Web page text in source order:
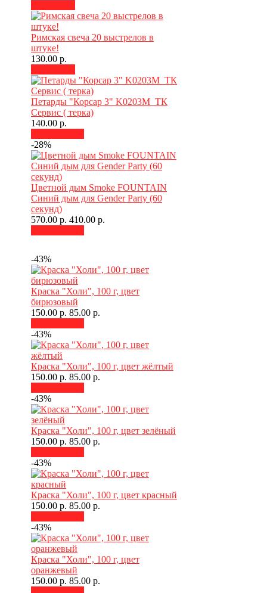
Римская свеча 20 выстрелов в
штуке!
130.00 р.
Петарды "Корсар 3" K0203M_ТК
Сервис ( терка)
140.00 р.
-28%
Цветной дым Smoke FOUNTAIN
Синий дым для Gender Party (60
секунд)
570.00 р. 410.00 р.
-43%
Краска "Холи", 100 г, цвет
бирюзовый
150.00 р. 85.00 р.
-43%
Краска "Холи", 100 г, цвет жёлтый
150.00 р. 85.00 р.
-43%
Краска "Холи", 100 г, цвет зелёный
150.00 р. 85.00 р.
-43%
Краска "Холи", 100 г, цвет красный
150.00 р. 85.00 р.
-43%
Краска "Холи", 100 г, цвет
оранжевый
150.00 р. 85.00 р.